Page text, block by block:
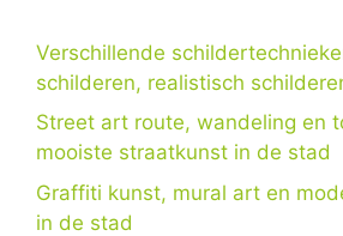
Verschillende
schilderen, realistisch
Street art route, wandeling en
mooiste straatkunst in de stad
Graffiti kunst, mural art en
in de stad